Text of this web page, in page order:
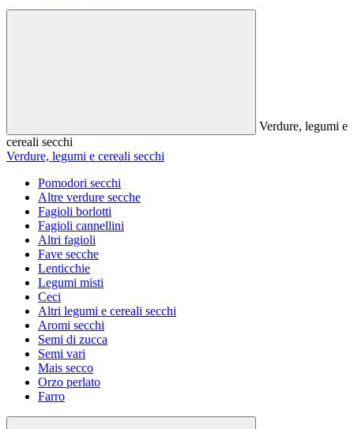
Verdure, legumi e
cereali secchi
Verdure, legumi e cereali secchi
Pomodori secchi
Altre verdure secche
Fagioli borlotti
Fagioli cannellini
Altri fagioli
Fave secche
Lenticchie
Legumi misti
Ceci
Altri legumi e cereali secchi
Aromi secchi
Semi di zucca
Semi vari
Mais secco
Orzo perlato
Farro